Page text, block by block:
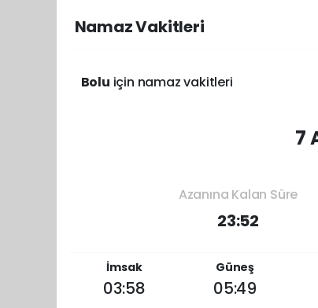
Namaz Vakitleri
Bolu için namaz vakitleri
7
Azanına Kalan Süre
23:52
İmsak
03:58
Güneş
05:49